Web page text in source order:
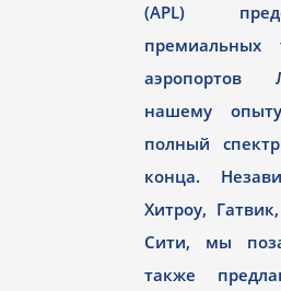
(APL)
премиальных
аэропортов
нашему
полный
конца.
Хитроу,
Сити, мы
также